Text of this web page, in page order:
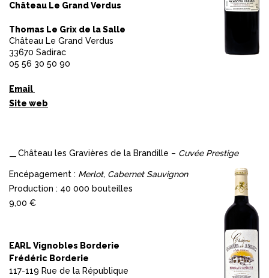
Château Le Grand Verdus
Thomas Le Grix de la Salle
Château Le Grand Verdus
33670 Sadirac
05 56 30 50 90
Email
Site web
Château les Gravières de la Brandille – Cuvée Prestige
Encépagement : Merlot, Cabernet Sauvignon
Production : 40 000 bouteilles
9,00 €
EARL Vignobles Borderie
Frédéric Borderie
117-119 Rue de la République